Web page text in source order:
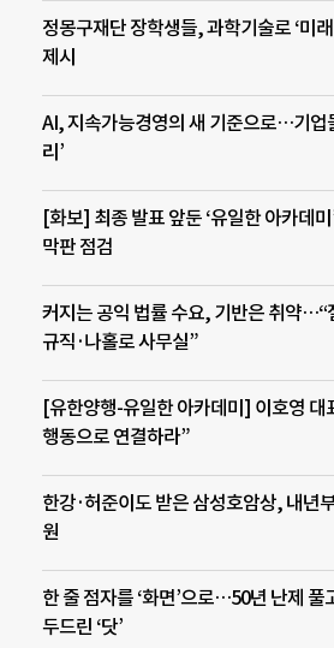
정몽구재단 장학생들, 과학기술로 ‘미
제시
AI, 지속가능경영의 새 기준으로…기업
리’
[화보] 최종 발표 앞둔 ‘유일한 아카데
막판 점검
커지는 공익 법률 수요, 기반은 취약…“
규직·나홀로 사무실”
[유한양행-유일한 아카데미] 이호영 대
행동으로 연결하라”
한강·허준이도 받은 삼성호암상, 내년
원
한 줄 점자를 ‘화면’으로…50년 난제 풀
두드린 ‘닷’